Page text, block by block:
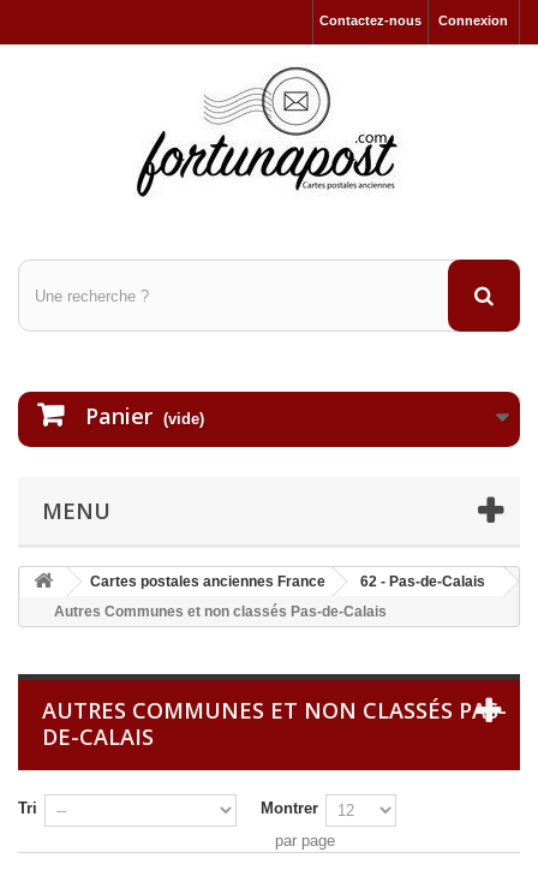
Connexion
Contactez-nous
Panier (vide)
MENU
Cartes postales anciennes France
62 - Pas-de-Calais
Autres Communes et non classés Pas-de-Calais
AUTRES COMMUNES ET NON CLASSÉS PAS-
DE-CALAIS
Tri
Montrer
par page